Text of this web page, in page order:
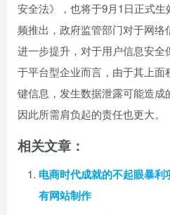
安全法》，也将于9月1日正式
频推出，政府监管部门对于网
进一步提升，对于用户信息安
于平台型企业而言，由于其上
键信息，发生数据泄露可能造成
因此所需肩负起的责任也更大。
相关文章：
电商时代成就的不起眼暴
有网站制作